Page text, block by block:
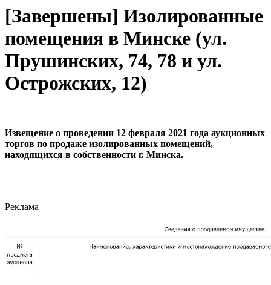
[Завершены] Изолированные
помещения в Минске (ул.
Прушинских, 74, 78 и ул.
Острожских, 12)
Извещение о проведении 12 февраля 2021 года аукционных
торгов по продаже изолированных помещений,
находящихся в собственности г. Минска.
Реклама